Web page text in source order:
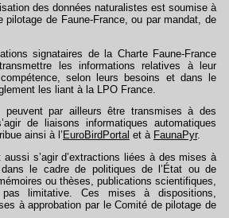
des données naturalistes est soumise à
pilotage de Faune-France, ou par mandat, de
signataires de la Charte Faune-France
les informations relatives à leur
selon leurs besoins et dans le
les liant à la LPO France.
peuvent par ailleurs être transmises à des
de liaisons informatiques automatiques
ainsi à l’ EuroBirdPortal et à FaunaPyr.
s’agir d’extractions liées à des mises à
le cadre de politiques de l’État ou de
ou thèses, publications scientifiques,
limitative. Ces mises à dispositions,
à approbation par le Comité de pilotage de